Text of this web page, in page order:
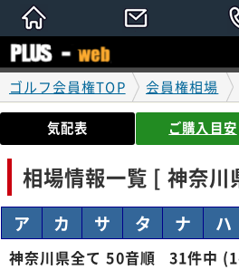
ゴルフ会員権TOP 会員権相場
気配表 ご購入目安
相場情報一覧 [ 神奈川
ア カ サ タ ナ ハ
神奈川県全て 50音順 31件中